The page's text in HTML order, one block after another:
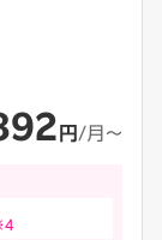
円 /月〜